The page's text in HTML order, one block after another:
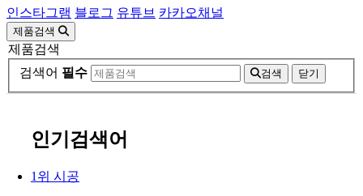
인스타그램 블로그 유튜브 카카오채널
제품검색
제품검색
검색어 필수 검색 닫기
인기검색어
1 위 시공